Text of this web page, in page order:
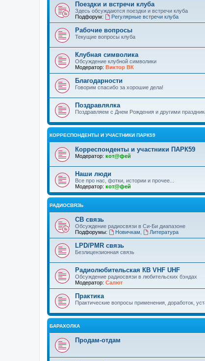
Поездки и встречи клуба
Здесь обсуждаются поездки и встречи клуба
Подфорум:
Регулярные встречи клуба
Рабочие вопросы
Текущие вопросы клуба
Клубная символика
Обсуждение клубной символики
Модератор: Виктор ВК
Благодарности
Говорим спасибо за хорошие дела!
Поздравлялка
Поздравляем с Днем Рождения и другими
КОРРЕСПОНДЕНТЫ И УЧАСТНИКИ ПАРК59
Корреспонденты и участники ПАРК59
Модератор: кот@фей
Наши люди
Все про нас, фотки, истории и прочее...
Модератор: кот@фей
РАДИОСВЯЗЬ
СВ связь
Обсуждение радиосвязи в Си-Би диапазоне
Подфорумы:
Новичкам Литература
LPD/PMR связь
Безлицензионная связь
Радиолюбительская КВ VHF UHF
Обсуждение радиосвязи в любительских бэндах
Модератор: Салют
Практика
Практические вопросы применения, доработок,
БАРАХОЛКА
Продам-отдам